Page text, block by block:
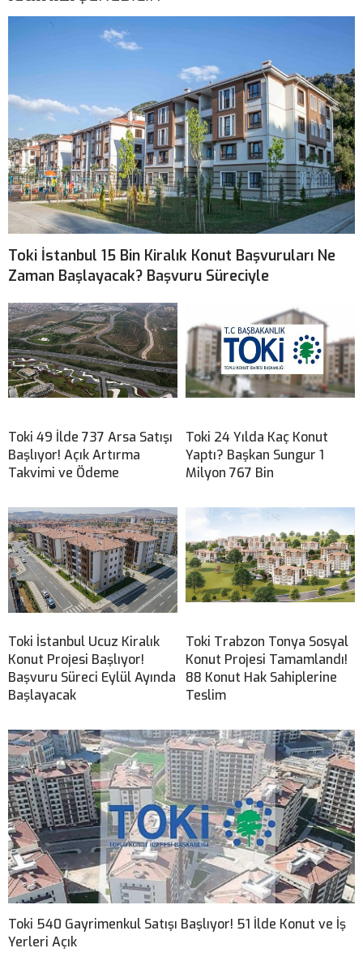
Toki İstanbul 15 Bin Kiralık Konut Başvuruları Ne
Zaman Başlayacak? Başvuru Süreciyle
Toki 49 İlde 737 Arsa Satışı
Başlıyor! Açık Artırma
Takvimi ve Ödeme
Toki 24 Yılda Kaç Konut
Yaptı? Başkan Sungur 1
Milyon 767 Bin
Toki İstanbul Ucuz Kiralık
Konut Projesi Başlıyor!
Başvuru Süreci Eylül Ayında
Başlayacak
Toki Trabzon Tonya Sosyal
Konut Projesi Tamamlandı!
88 Konut Hak Sahiplerine
Teslim
Toki 540 Gayrimenkul Satışı Başlıyor! 51 İlde Konut ve İş
Yerleri Açık